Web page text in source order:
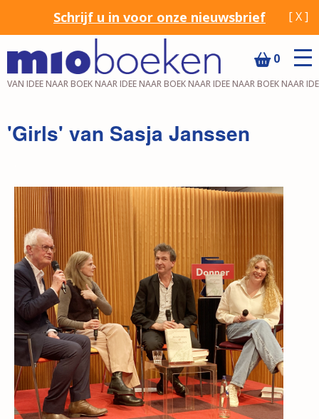
Schrijf u in voor onze nieuwsbrief [ X ]
0
VAN IDEE NAAR BOEK NAAR IDEE NAAR BOEK NAAR IDEE NAAR BOEK NAAR
'Girls' van Sasja Janssen